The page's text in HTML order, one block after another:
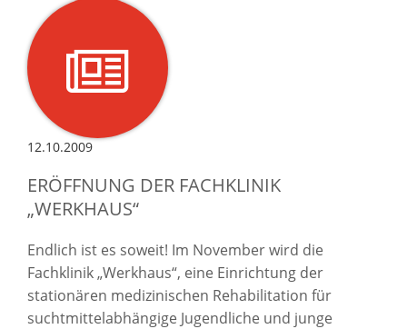
12.10.2009
ERÖFFNUNG DER FACHKLINIK
„WERKHAUS“
Endlich ist es soweit! Im November wird die
Fachklinik „Werkhaus“, eine Einrichtung der
stationären medizinischen Rehabilitation für
suchtmittelabhängige Jugendliche und junge